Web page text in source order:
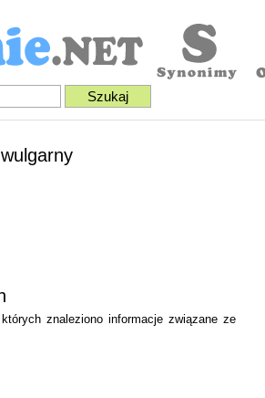
znaleziono informacje związane ze